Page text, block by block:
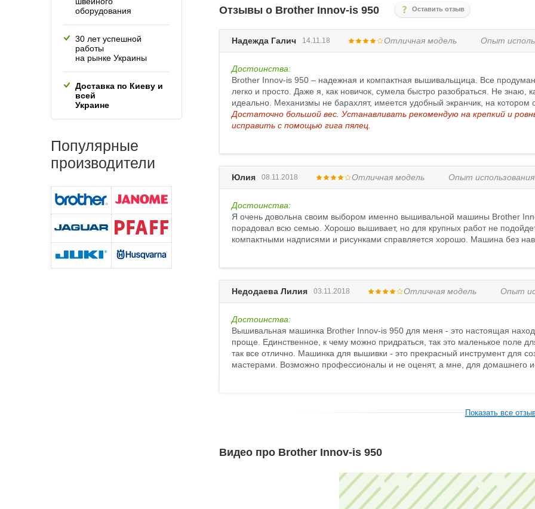
Отзывы о Brother Innov-is 950 Оставить отзыв
Надежда Галич 14.11.18 Отличная модель Опыт
Достоинства:
Brother Innov-is 950 – надежная и компактная вышивальщица. Все
легко и просто. Даже я, как новичок, сумела быстро разобраться. Не
идеально. Механизмы не барахлят, имеется удобный экранчик, на котором
Достаточно большой вес. Устанавливать рекомендую на крепкий и
исправить с помощью гига пялец.
Юлия 08.11.2018 Отличная модель Опыт
Достоинства:
Я очень довольна своим выбором именно вышивальной машины Brother
порадовал всю семью. Хорошо вышивает, но для крупных работ не
компактными надписями и рисунками справляется хорошо. Машина без
Недодаева Лилия 03.11.2018 Отличная модель Опыт
Достоинства:
Вышивальная машинка Brother Innov-is 950 для меня - это настоящая
проще. Единственное, к чему можно придраться, так это маленькое поле
так все отлично. Машинка для вышивки - это прекрасный инструмент для
мастерами. Возможно профессионалы и не оценят, а мне, для домашнего
Показать все
Видео про Brother Innov-is 950
оборудования
30 лет успешной
работы
на рынке Украины
Доставка по Киеву и
всей
Украине
Популярные
производители